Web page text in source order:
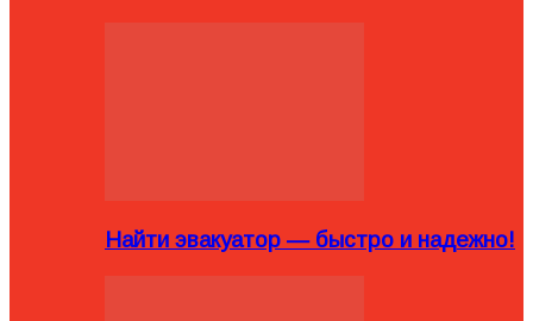
Найти эвакуатор — быстро и надежно!